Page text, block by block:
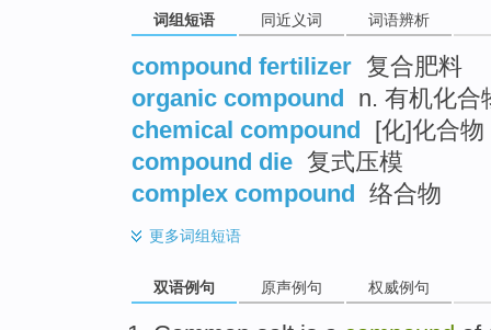
词组短语 同近义词 词语辨析
compound fertilizer 复合肥料
organic compound n. 有机化合
chemical compound [化]化合物
compound die 复式压模
complex compound 络合物
更多词组短语
双语例句 原声例句 权威例句